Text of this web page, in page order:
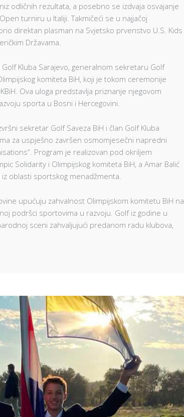
odličnih rezultata, a posebno se izdvaja osvajanje
turniru u Italiji. Takmičeći se u najjačoj
direktan plasman na Svjetsko prvenstvo U.S. Kids
Državama.
Kluba Sarajevo, generalnom sekretaru Golf
komiteta BiH, koji je tokom ceremonije
Ova uloga predstavlja priznanje njegovom
sporta u Bosni i Hercegovini.
sekretar Golf Saveza BiH i član Golf Kluba
za uspješno završen osmomjesečni napredni
Program je realizovan pod okriljem
Solidarity i Olimpijskog komiteta BiH, a Amar Balić
oblasti sportskog menadžmenta.
upućuju zahvalnost Olimpijskom komitetu BiH na
podršci sportovima u razvoju. Golf iz godine u
sceni zahvaljujući predanom radu klubova,